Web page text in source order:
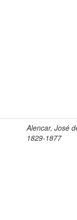
Alencar, José
1829-1877